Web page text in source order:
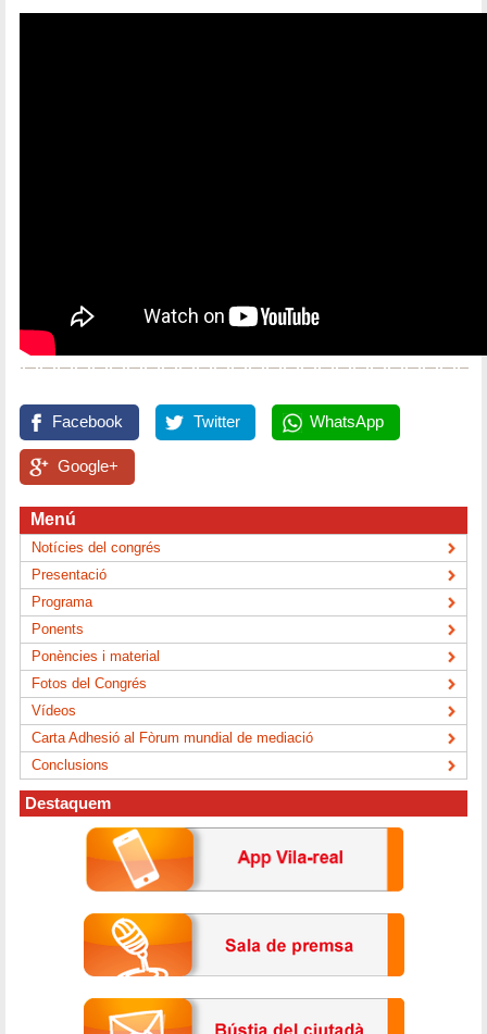
Facebook Twitter WhatsApp
Google+
Menú
Notícies del congrés
Presentació
Programa
Ponents
Ponències i material
Fotos del Congrés
Vídeos
Carta Adhesió al Fòrum mundial de mediació
Conclusions
Destaquem